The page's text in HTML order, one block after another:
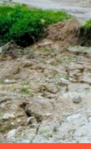
presse] :
locales sur
du Parc des
de cette semaine
tournent autour
de Virunga. D’autres